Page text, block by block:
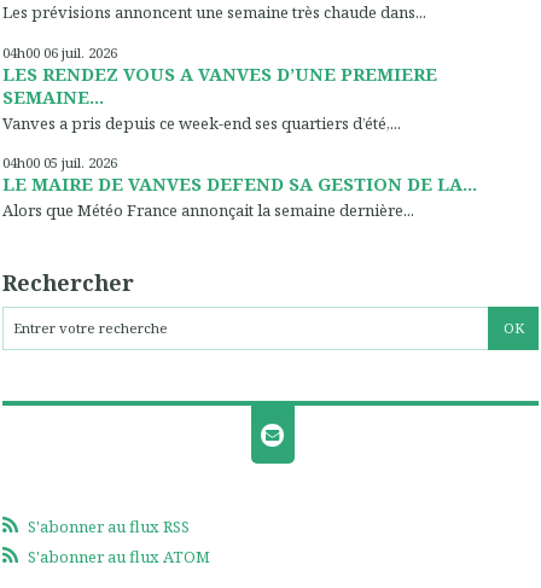
Les prévisions annoncent une semaine très chaude dans...
04h00 06 juil. 2026
LES RENDEZ VOUS A VANVES D’UNE PREMIERE
SEMAINE...
Vanves a pris depuis ce week-end ses quartiers d’été,...
04h00 05 juil. 2026
LE MAIRE DE VANVES DEFEND SA GESTION DE LA...
Alors que Météo France annonçait la semaine dernière...
Rechercher
S'abonner au flux RSS
S'abonner au flux ATOM